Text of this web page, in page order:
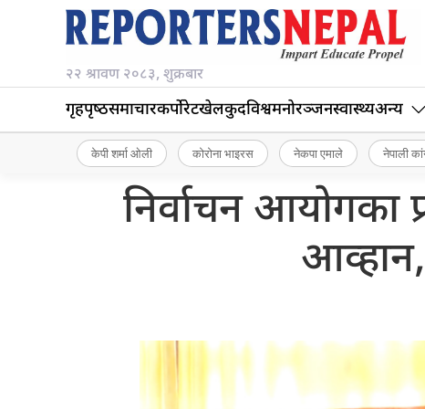
२२ श्रावण २०८३, शुक्रबार
गृहपृष्‍ठसमाचारकर्पोरेटखेलकुदविश्वमनोरञ्जनस्वास्थ्यअन्य
केपी शर्मा ओली कोरोना भाइरस नेकपा एमाले नेपाली
निर्वाचन आयोगका